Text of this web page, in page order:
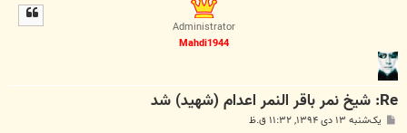
Administrator
Mahdi1944
Re: شیخ نمر باقر النمر اعدام (شهید) شد
پ یک‌شنبه ۱۳ دی ۱۳۹۴, ۱۱:۳۲ ق.ظ